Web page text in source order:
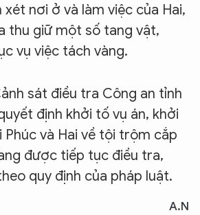
nơi ở và làm việc của Hai,
thu giữ một số tang vật,
vụ việc tách vàng.
sát điều tra Công an tỉnh
định khởi tố vụ án, khởi
và Hai về tội trộm cắp
được tiếp tục điều tra,
quy định của pháp luật.
A.N